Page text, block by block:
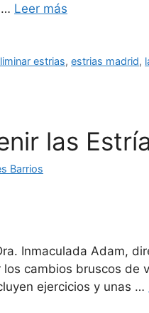
… Leer más
estrias,estrias madrid,
las
Barrios
Inmaculada Adam,
cambios bruscos de
ejercicios y unas …